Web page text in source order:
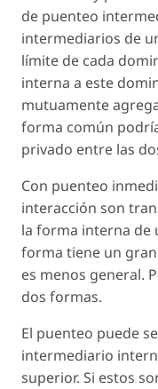
de puenteo
intermediarios de
límite de cada
interna a este
mutuamente
forma común
privado entre las
Con puenteo
interacción son
la forma interna de
forma tiene un
es menos general.
dos formas.
El puenteo puede
intermediario
superior. Si estos